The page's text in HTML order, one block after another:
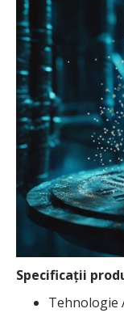
Specificații
Tehnologie